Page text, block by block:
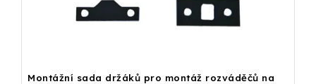
Montážní sada držáků pro montáž rozváděčů na